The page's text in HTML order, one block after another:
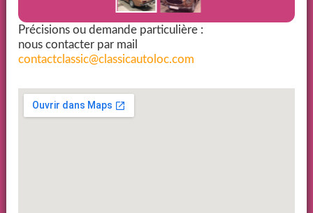
Précisions ou demande particulière :
nous contacter par mail
contactclassic@classicautoloc.com